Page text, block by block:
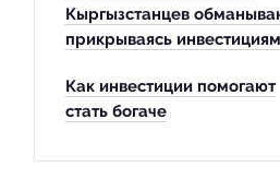
Кыргызстанцев
прикрываясь
Как инвестиции помогают
стать богаче